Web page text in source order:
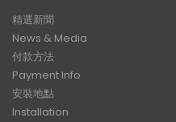
精選新聞
News & Media
付款方法
Payment Info
安裝地點
Installation